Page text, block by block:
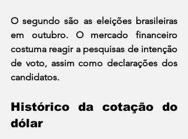
O segundo são as eleições brasileiras
em outubro. O mercado financeiro
costuma reagir a pesquisas de intenção
de voto, assim como declarações dos
candidatos.
Histórico da cotação do
dólar